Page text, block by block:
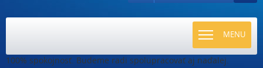
MENU
TOGGLE
100% spokojnosť. Budeme radi spolupracovať aj naďalej.